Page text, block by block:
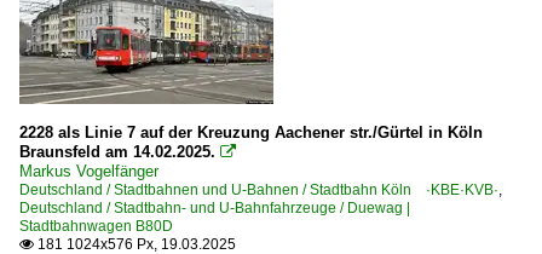
2228 als Linie 7 auf der Kreuzung Aachener str./Gürtel in Köln
Braunsfeld am 14.02.2025. 
Markus Vogelfänger
Deutschland / Stadtbahnen und U-Bahnen / Stadtbahn Köln ·KBE·KVB·,
Deutschland / Stadtbahn- und U-Bahnfahrzeuge / Duewag |
Stadtbahnwagen B80D
 181 1024x576 Px, 19.03.2025